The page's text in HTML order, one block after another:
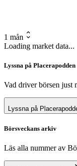
1 mån
Loading market data...
Lyssna på Placerapodden
Vad driver börsen just
Lyssna på
Börsveckans arkiv
Läs alla nummer av